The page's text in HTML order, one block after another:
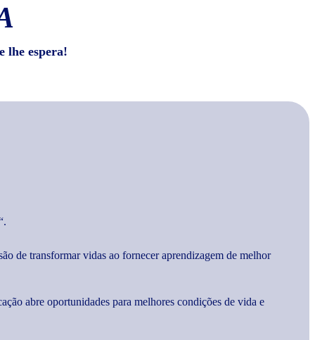
lhe espera!
de transformar vidas ao fornecer aprendizagem de melhor
abre oportunidades para melhores condições de vida e